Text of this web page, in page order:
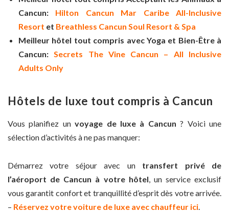
Cancun: Hilton Cancun Mar Caribe All-Inclusive
Resort et Breathless Cancun Soul Resort & Spa
Meilleur hôtel tout compris avec Yoga et Bien-Être à
Cancun:Secrets The Vine Cancun – All Inclusive
Adults Only
Hôtels de luxe tout compris à Cancun
Vous planifiez unvoyage de luxe à Cancun ? Voici une
sélection d’activités à ne pas manquer:
Démarrez votre séjour avec untransfert privé de
l’aéroport de Cancun à votre hôtel , un service exclusif
vous garantit confort et tranquillité d’esprit dès votre arrivée.
– Réservez votre voiture de luxe avec chauffeur ici